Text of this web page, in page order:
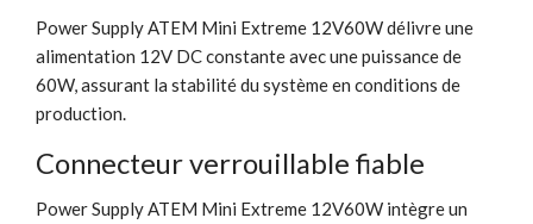
Power Supply ATEM Mini Extreme 12V60W délivre une
alimentation 12V DC constante avec une puissance de
60W, assurant la stabilité du système en conditions de
production.
Connecteur verrouillable fiable
Power Supply ATEM Mini Extreme 12V60W intègre un